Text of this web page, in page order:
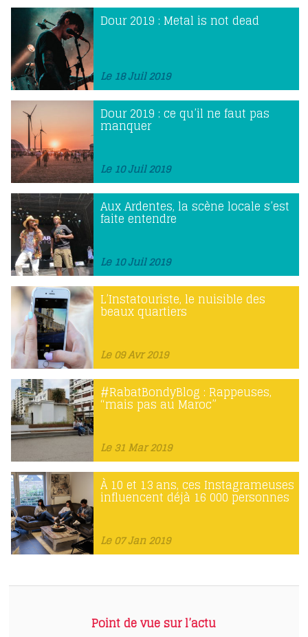
Dour 2019 : Metal is not dead
Le 18 Juil 2019
Dour 2019 : ce qu’il ne faut pas
manquer
Le 10 Juil 2019
Aux Ardentes, la scène locale s’est
faite entendre
Le 10 Juil 2019
L’Instatouriste, le nuisible des
beaux quartiers
Le 09 Avr 2019
#RabatBondyBlog : Rappeuses,
“mais pas au Maroc”
Le 31 Mar 2019
À 10 et 13 ans, ces Instagrameuses
influencent déjà 16 000 personnes
Le 07 Jan 2019
Point de vue sur l’actu